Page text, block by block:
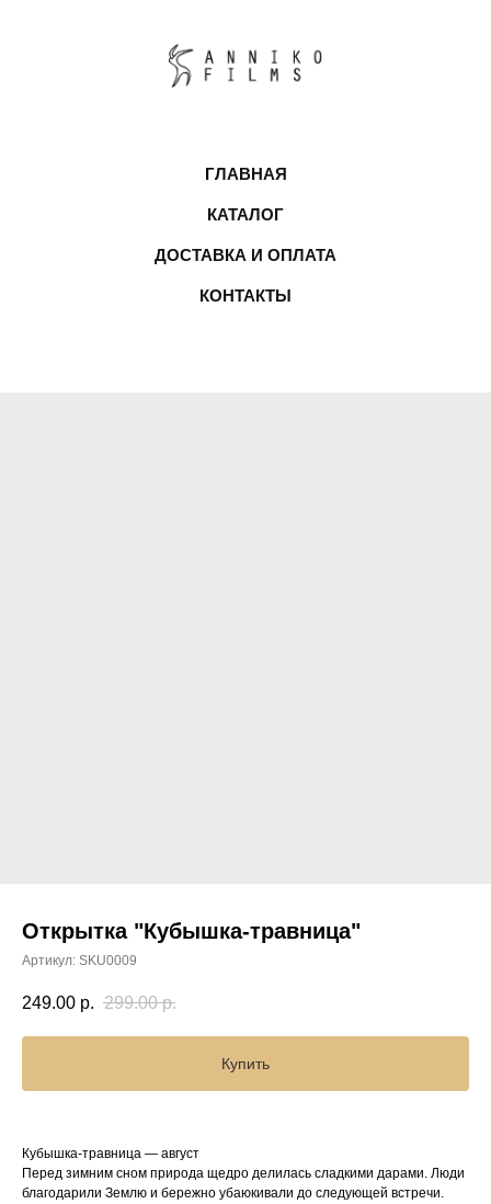
ГЛАВНАЯ
КАТАЛОГ
ДОСТАВКА И ОПЛАТА
КОНТАКТЫ
Открытка "Кубышка-травница"
Артикул: SKU0009
249.00 р. 299.00 р.
Купить
Кубышка-травница — август
Перед зимним сном природа щедро делилась сладкими дарами. Люди
благодарили Землю и бережно убаюкивали до следующей встречи.